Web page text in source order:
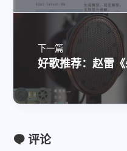
下一篇
好歌推荐：赵雷
评论